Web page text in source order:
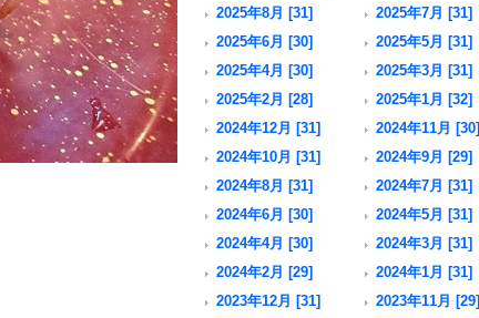
2025年8月 [31]
2025年7月 [31]
2025年6月 [30]
2025年5月 [31]
2025年4月 [30]
2025年3月 [31]
2025年2月 [28]
2025年1月 [32]
2024年12月 [31]
2024年11月 [30]
2024年10月 [31]
2024年9月 [29]
2024年8月 [31]
2024年7月 [31]
2024年6月 [30]
2024年5月 [31]
2024年4月 [30]
2024年3月 [31]
2024年2月 [29]
2024年1月 [31]
2023年12月 [31]
2023年11月 [29]